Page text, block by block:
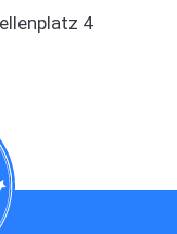
4